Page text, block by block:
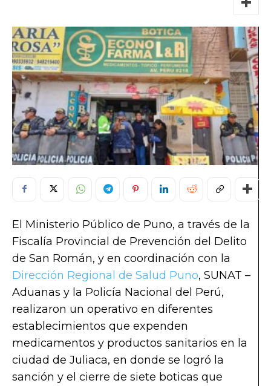
El Ministerio Público de Puno, a través de la
Fiscalía Provincial de Prevención del Delito
de San Román, y en coordinación con la
Dirección Regional de Salud Puno, SUNAT –
Aduanas y la Policía Nacional del Perú,
realizaron un operativo en diferentes
establecimientos que expenden
medicamentos y productos sanitarios en la
ciudad de Juliaca, en donde se logró la
sanción y el cierre de siete boticas que